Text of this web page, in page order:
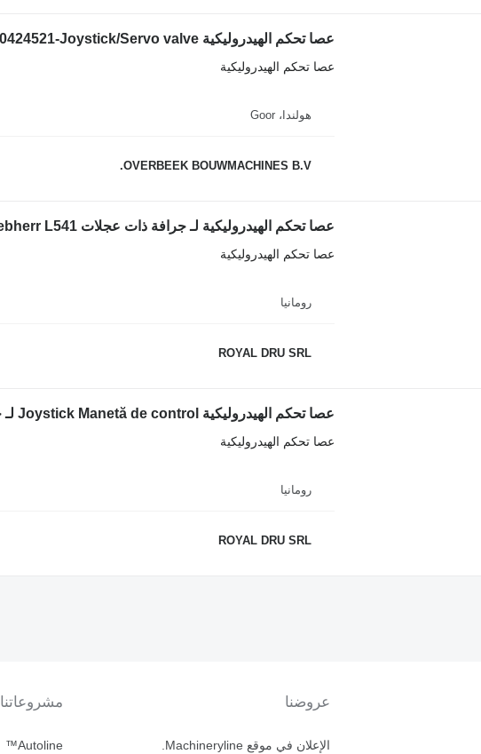
عصا تحكم الهيدروليكية
هولندا، Goor
OVERBEEK BOUWMACHINES B.V.
عصا تحكم الهيدروليكية لـ جرافة ذات عجلات Liebherr L541
عصا تحكم الهيدروليكية
رومانيا
ROYAL DRU SRL
عصا تحكم الهيدروليكية Joystick Manetă de control لـ جرافة ذات عجلات Liebherr
عصا تحكم الهيدروليكية
رومانيا
ROYAL DRU SRL
عروضنا
الإعلان في موقع Machineryline.
مشروعاتنا
Autoline™